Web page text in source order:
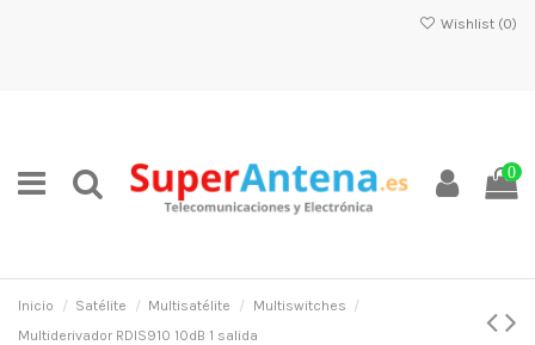
Wishlist (0)
0
Inicio Satélite Multisatélite
Multiswitches
Multiderivador RDIS910 10dB 1 salida